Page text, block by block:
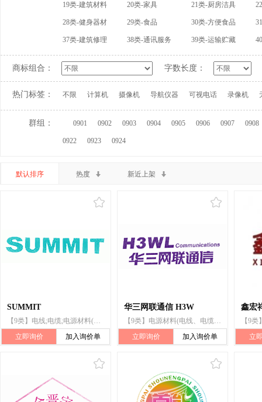
19类-建筑材料 20类-家具 21类-厨房洁具
28类-健身器材 29类-食品 30类-方便食品
37类-建筑修理 38类-通讯服务 39类-运输贮藏
商标组合： 字数长度：
热门标签： 不限 计算机 摄像机 导航仪器 可视电话 录像机
群组： 0901 0902 0903 0904 0905 0906 0907 0908
0922 0923 0924
默认排序 热度 新近上架
SUMMIT
【9类】电线;电缆;电源材料(电线、电缆);绝缘铜线;电线圈;电缆接头套
立即询价
加入询价单
华三网联通信 H3W
【9类】电源材料(电线、电缆);电线;电子线;绝缘铜线;音视频线;同轴电缆
立即询价
加入询价单
鑫宏
立